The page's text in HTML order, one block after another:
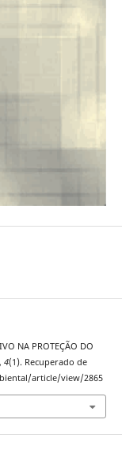
NA PROTEÇÃO DO
4(1). Recuperado de
article/view/2865